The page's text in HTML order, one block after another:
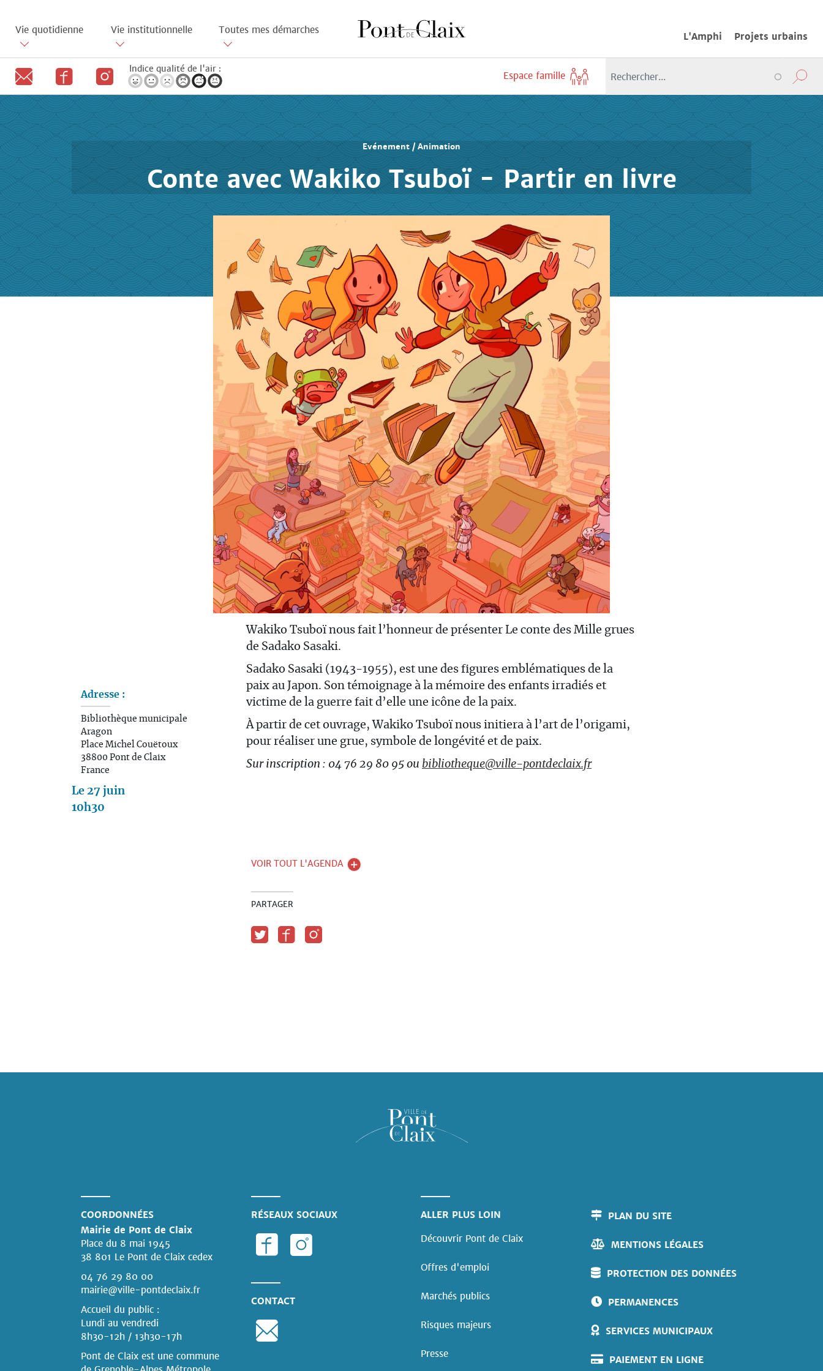
contenu
principal
Vie quotidienne Vie institutionnelle Toutes mes démarches
L'Amphi Projets urbains
Indice qualité de l'air :
Espace famille
Evénement / Animation
Conte avec Wakiko Tsuboï - Partir en livre
Adresse :
Bibliothèque municipale
Aragon
Place Michel Couëtoux
38800 Pont de Claix
France
Le 27 juin
10h30
Wakiko Tsuboï nous fait l’honneur de présenter Le conte des Mille grues
de Sadako Sasaki.
Sadako Sasaki (1943-1955), est une des figures emblématiques de la
paix au Japon. Son témoignage à la mémoire des enfants irradiés et
victime de la guerre fait d’elle une icône de la paix.
À partir de cet ouvrage, Wakiko Tsuboï nous initiera à l’art de l’origami,
pour réaliser une grue, symbole de longévité et de paix.
Sur inscription : 04 76 29 80 95 ou bibliotheque@ville-pontdeclaix.fr
VOIR TOUT L'AGENDA
PARTAGER
COORDONNÉES
Mairie de Pont de Claix
Place du 8 mai 1945
38 801 Le Pont de Claix cedex
04 76 29 80 00
mairie@ville-pontdeclaix.fr
Accueil du public :
Lundi au vendredi
8h30-12h / 13h30-17h
Pont de Claix est une commune
RÉSEAUX SOCIAUX
CONTACT
ALLER PLUS LOIN
Découvrir Pont de Claix
Offres d'emploi
Marchés publics
Risques majeurs
Presse
PLAN DU SITE
MENTIONS LÉGALES
PROTECTION DES DONNÉES
PERMANENCES
SERVICES MUNICIPAUX
PAIEMENT EN LIGNE